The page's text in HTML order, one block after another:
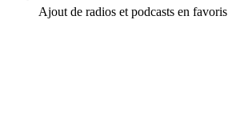
Ajout de radios et podcasts en favoris